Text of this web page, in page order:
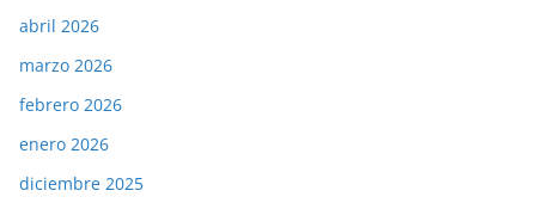
abril 2026
marzo 2026
febrero 2026
enero 2026
diciembre 2025